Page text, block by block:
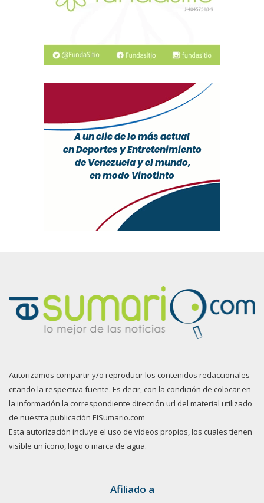
Autorizamos compartir y/o reproducir los contenidos redaccionales
citando la respectiva fuente. Es decir, con la condición de colocar en
la información la correspondiente dirección url del material utilizado
de nuestra publicación ElSumario.com
Esta autorización incluye el uso de videos propios, los cuales tienen
visible un ícono, logo o marca de agua.
Afiliado a